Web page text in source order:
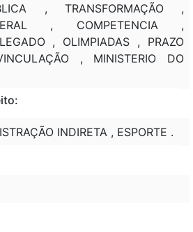
, TRANSFORMAÇÃO ,
, COMPETENCIA ,
, OLIMPIADAS , PRAZO
, MINISTERIO DO
INDIRETA , ESPORTE .